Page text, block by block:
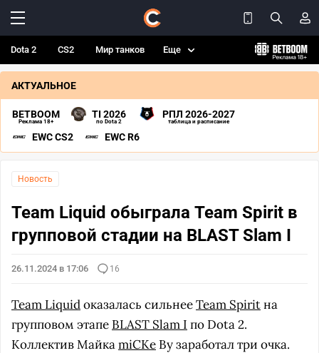
Dota 2 CS2 Мир танков Еще
АКТУАЛЬНОЕ
BETBOOM
Реклама 18+
TI 2026
по Dota 2
РПЛ 2026-2027
таблица и расписание
EWC CS2 EWC R6
Новость
Team Liquid обыграла Team Spirit в
групповой стадии на BLAST Slam I
26.11.2024 в 17:06 16
Team Liquidоказалась сильнееTeam Spiritна
групповом этапе BLAST Slam I по Dota 2.
Коллектив МайкаmiCKe Ву заработал три очка.